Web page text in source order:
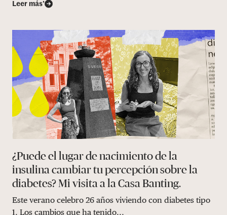
Leer más’
¿Puede el lugar de nacimiento de la
insulina cambiar tu percepción sobre la
diabetes? Mi visita a la Casa Banting.
Este verano celebro 26 años viviendo con diabetes tipo
1. Los cambios que ha tenido...